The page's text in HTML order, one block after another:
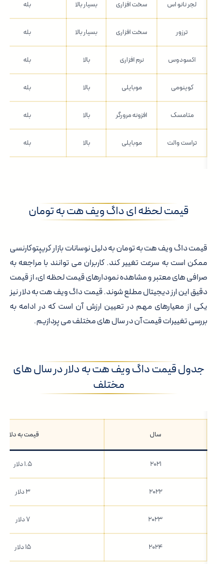
لجر نانو اس سخت افزاری بسیار بالا بله
ترزور سخت افزاری بسیار بالا بله
اکسودوس نرم افزاری بالا بله
کوینومی موبایلی بالا بله
متامسک افزونه مرورگر بالا بله
تراست والت موبایلی بالا بله
قیمت لحظه ای داگ ویف هت به تومان
قیمت داگ ویف هت به تومان به دلیل نوسانات بازار کریپتوکارنسی
ممکن است به سرعت تغییر کند. کاربران می توانند با مراجعه به
صرافی های معتبر و مشاهده نمودارهای قیمت لحظه ای، از قیمت
دقیق این ارز دیجیتال مطلع شوند. قیمت داگ ویف هت به دلار نیز
یکی از معیارهای مهم در تعیین ارزش آن است که در ادامه به
بررسی تغییرات قیمت آن در سال های مختلف می پردازیم.
جدول قیمت داگ ویف هت به دلار در سال های
مختلف
سال قیمت به دلار
۲۰۲۱ ۱.۵ دلار
۲۰۲۲ ۳ دلار
۲۰۲۳ ۷ دلار
۲۰۲۴ ۱۵ دلار